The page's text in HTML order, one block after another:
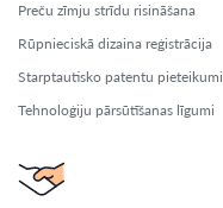
Preču zīmju strīdu risināšana
Rūpnieciskā dizaina reģistrācija
Starptautisko patentu pieteikumi
Tehnoloģiju pārsūtīšanas līgumi